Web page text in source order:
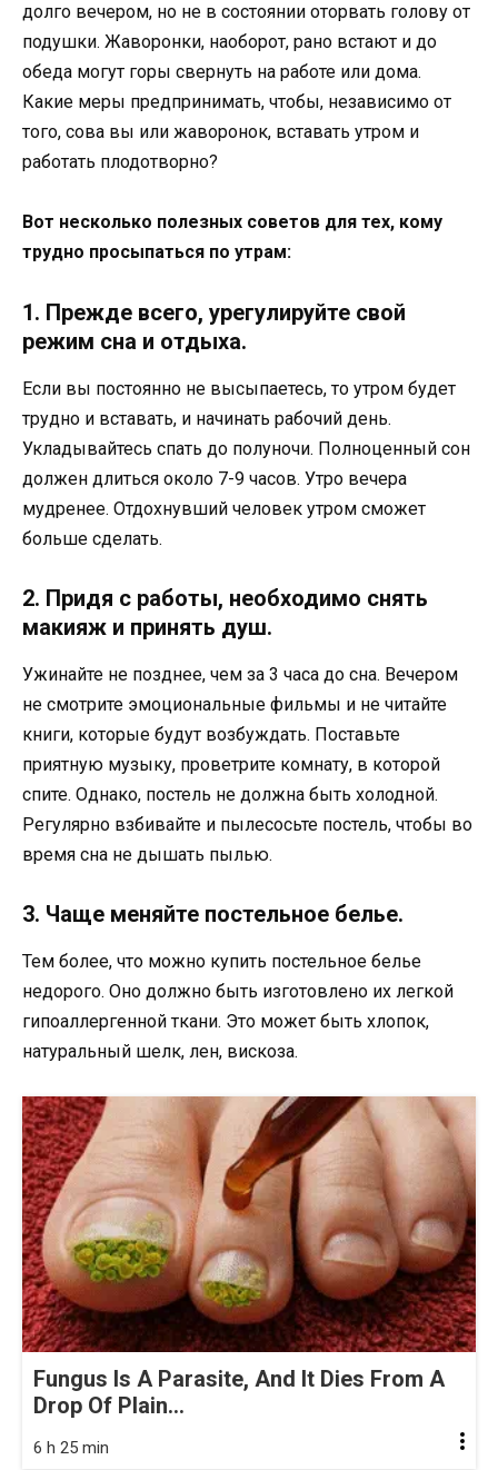
долго вечером, но не в состоянии оторвать голову от
подушки. Жаворонки, наоборот, рано встают и до
обеда могут горы свернуть на работе или дома.
Какие меры предпринимать, чтобы, независимо от
того, сова вы или жаворонок, вставать утром и
работать плодотворно?
Вот несколько полезных советов для тех, кому
трудно просыпаться по утрам:
1. Прежде всего, урегулируйте свой
режим сна и отдыха.
Если вы постоянно не высыпаетесь, то утром будет
трудно и вставать, и начинать рабочий день.
Укладывайтесь спать до полуночи. Полноценный сон
должен длиться около 7-9 часов. Утро вечера
мудренее. Отдохнувший человек утром сможет
больше сделать.
2. Придя с работы, необходимо снять
макияж и принять душ.
Ужинайте не позднее, чем за 3 часа до сна. Вечером
не смотрите эмоциональные фильмы и не читайте
книги, которые будут возбуждать. Поставьте
приятную музыку, проветрите комнату, в которой
спите. Однако, постель не должна быть холодной.
Регулярно взбивайте и пылесосьте постель, чтобы во
время сна не дышать пылью.
3. Чаще меняйте постельное белье.
Тем более, что можно купить постельное белье
недорого. Оно должно быть изготовлено их легкой
гипоаллергенной ткани. Это может быть хлопок,
натуральный шелк, лен, вискоза.
Fungus Is A Parasite, And It Dies From A
Drop Of Plain...
6 h 25 min